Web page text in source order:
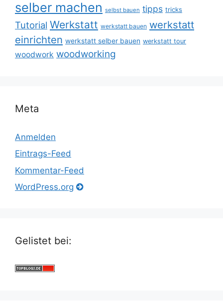
selber machen selbst bauen tipps tricks
Tutorial Werkstatt werkstatt bauen werkstatt
einrichten werkstatt selber bauen werkstatt tour
woodwork woodworking
Meta
Anmelden
Eintrags-Feed
Kommentar-Feed
WordPress.org
Gelistet bei: